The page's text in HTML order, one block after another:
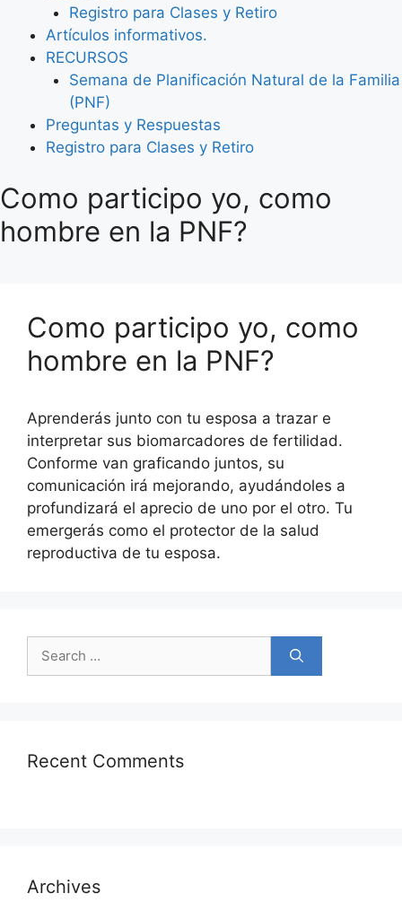
Registro para Clases y Retiro
Artículos informativos.
RECURSOS
Semana de Planificación Natural de la Familia
(PNF)
Preguntas y Respuestas
Registro para Clases y Retiro
Como participo yo, como
hombre en la PNF?
Como participo yo, como
hombre en la PNF?
Aprenderás junto con tu esposa a trazar e
interpretar sus biomarcadores de fertilidad.
Conforme van graficando juntos, su
comunicación irá mejorando, ayudándoles a
profundizará el aprecio de uno por el otro. Tu
emergerás como el protector de la salud
reproductiva de tu esposa.
Search
Recent Comments
Archives